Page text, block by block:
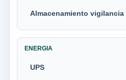
Almacenamiento vigilancia
ENERGIA
UPS